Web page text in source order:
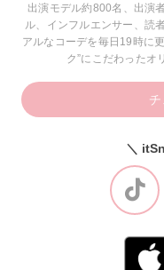
出演モデル約800名、出演
ル、インフルエンサー、読
アルなコーデを毎日19時に
ク”にこだわったオ
＼